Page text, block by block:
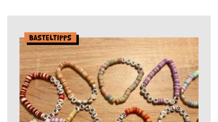
Basteltipps